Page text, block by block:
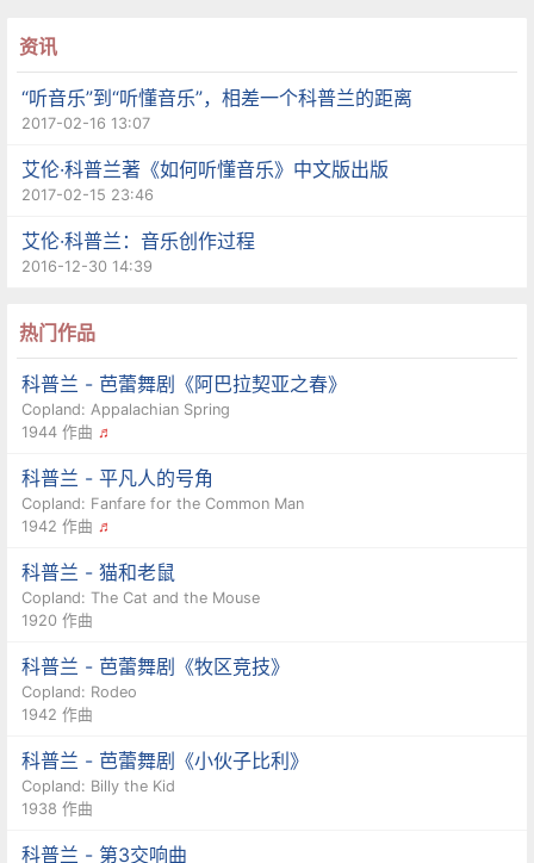
资讯
“听音乐”到“听懂音乐”，相差一个科普兰的距离
2017-02-16 13:07
艾伦·科普兰著《如何听懂音乐》中文版出版
2017-02-15 23:46
艾伦·科普兰：音乐创作过程
2016-12-30 14:39
热门作品
科普兰 - 芭蕾舞剧《阿巴拉契亚之春》
Copland: Appalachian Spring
1944 作曲 ♬
科普兰 - 平凡人的号角
Copland: Fanfare for the Common Man
1942 作曲 ♬
科普兰 - 猫和老鼠
Copland: The Cat and the Mouse
1920 作曲
科普兰 - 芭蕾舞剧《牧区竞技》
Copland: Rodeo
1942 作曲
科普兰 - 芭蕾舞剧《小伙子比利》
Copland: Billy the Kid
1938 作曲
科普兰 - 第3交响曲